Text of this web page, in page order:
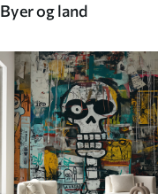
Byer og land